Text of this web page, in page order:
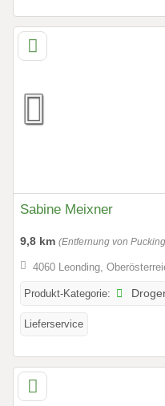
Sabine Meixner
9,8 km (Entfernung von
4060 Leonding,
Produkt-Kategorie:
Lieferservice